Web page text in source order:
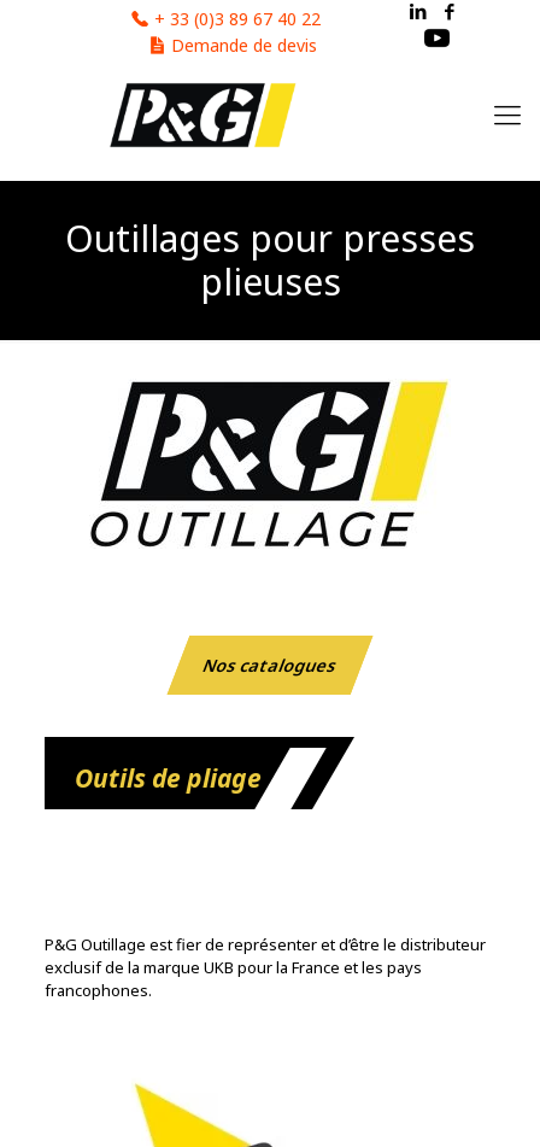
+ 33 (0)3 89 67 40 22
Demande de devis
Outillages pour presses
plieuses
Nos catalogues
Outils de pliage
P&G Outillage est fier de représenter et d’être le distributeur
exclusif de la marque UKB pour la France et les pays
francophones.
Cookies management panel